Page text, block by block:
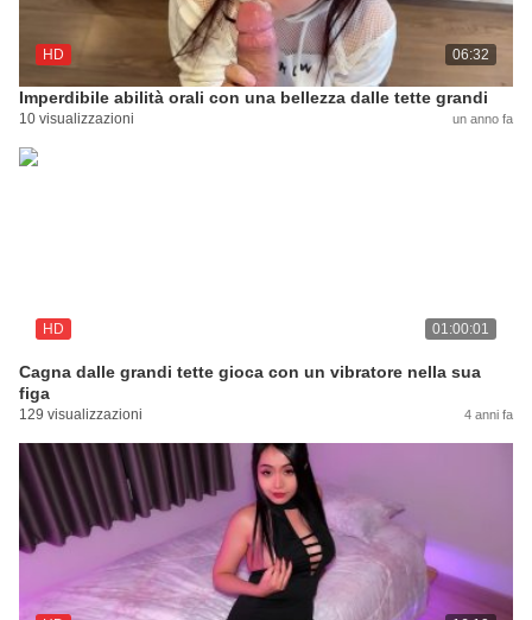
HD 06:32
Imperdibile abilità orali con una bellezza dalle tette grandi
10 visualizzazioni un anno fa
HD 01:00:01
Cagna dalle grandi tette gioca con un vibratore nella sua
figa
129 visualizzazioni 4 anni fa